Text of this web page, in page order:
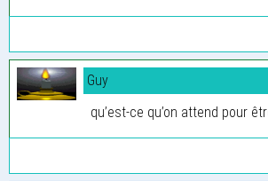
Guy
qu’est-ce qu’on attend pour